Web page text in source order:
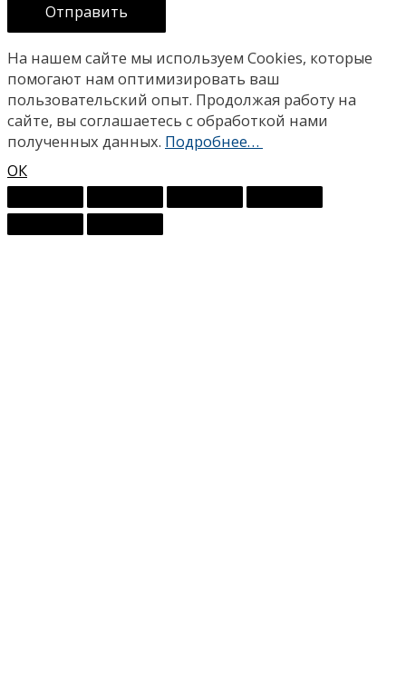
Отправить
На нашем сайте мы используем Сookies, которые
помогают нам оптимизировать ваш
пользовательский опыт. Продолжая работу на
сайте, вы соглашаетесь с обработкой нами
полученных данных. Подробнее…
ОК